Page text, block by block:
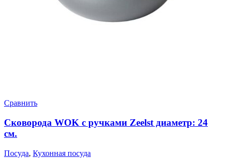
Сравнить
Сковорода WOK с ручками Zeelst диаметр: 24
см.
Посуда, Кухонная посуда